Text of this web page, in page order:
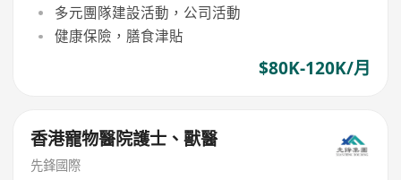
多元團隊建設活動，公司活動
健康保險，膳食津貼
$80K-120K/月
香港寵物醫院護士、獸醫
先鋒國際